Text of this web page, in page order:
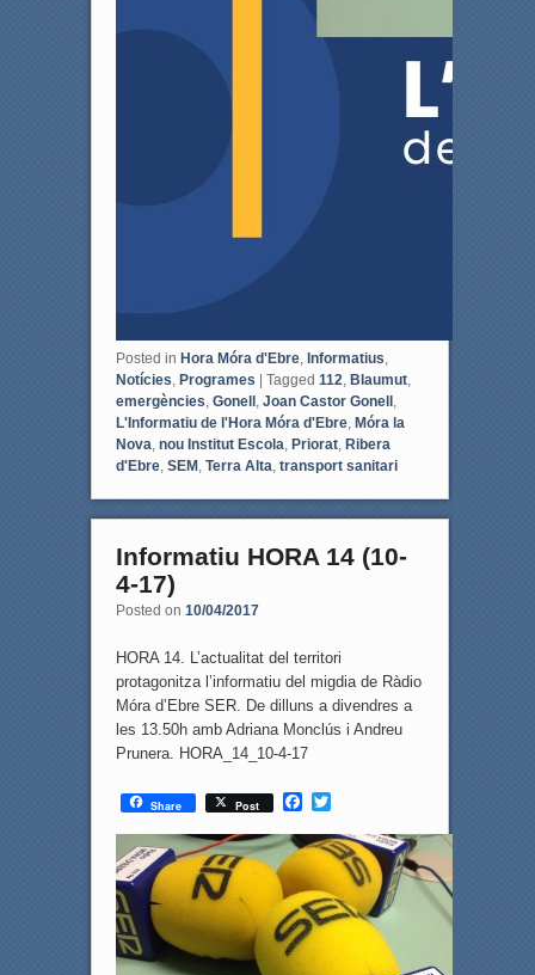
Posted in Hora Móra d'Ebre, Informatius
Notícies Programes | Tagged 112 Blaumut,
emergències Gonell, Joan Castor Gonell,
L'Informatiu de l'Hora Móra d'Ebre, Móra la
Nova nou Institut Escola Priorat, Ribera
d'Ebre, SEM, Terra Alta transport sanitari
Informatiu HORA 14 (10-
4-17)
Posted on 10/04/2017
HORA 14. L’actualitat del territori
protagonitza l’informatiu del migdia de Ràdio
Móra d’Ebre SER. De dilluns a divendres a
les 13.50h amb Adriana Monclús i Andreu
Prunera. HORA_14_10-4-17
Share Post
F
c
b
o
o
k
T
i
t
t
e
r